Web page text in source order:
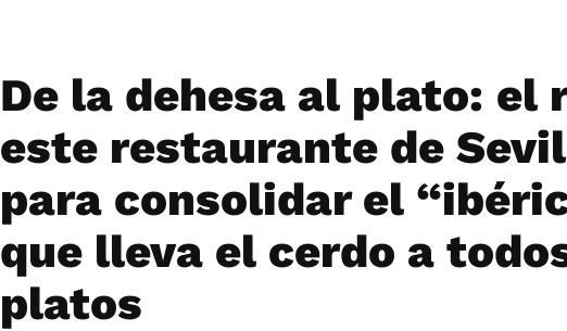
De la dehesa al plato: el
este restaurante de
para consolidar el
que lleva el cerdo a
platos